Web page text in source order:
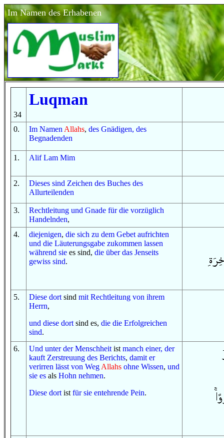
Im Namen des Erhabenen
34
Luqman
0. Im Namen Allahs, des Gnädigen, des
Begnadenden
1 . Alif Lam Mim
2. Dieses sind Zeichen des Buches des
Allurteilenden
3. Rechtleitung und Gnade fürdie vorzüglich
Handelnden,
4. diejenigen, die sich zu dem Gebet aufrichten
und die Läuterungsgabe zukommen lassen
während sie es sind, die überdas Jenseits
gewiss sind.
5. Diese dort sind mit Rechtleitung von ihrem
Herrn,
und diese dort sind es, die die Erfolgreichen
sind.
6. Und unter der Menschheit ist manch einer, der
kauft Zerstreuung des Berichts, damit er
verirren lässt von Weg Allahs ohne Wissen, und
sie es als Hohn nehmen.
Diese dort ist für sie entehrende Pein.